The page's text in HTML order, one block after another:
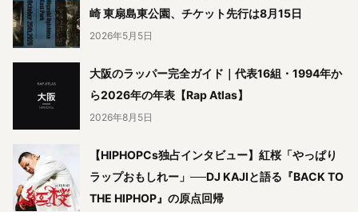
崎 東扇島東公園、チケット先行は8月15日
2026年5月5日
大阪のラッパー完全ガイド｜代表16組・1994年か
ら2026年の年表【Rap Atlas】
2026年8月5日
【HIPHOPCs独占インタビュー】紅桜「やっぱり
ラップおもしれー」──DJ KAJIと語る『BACK TO
THE HIPHOP』の原点回帰